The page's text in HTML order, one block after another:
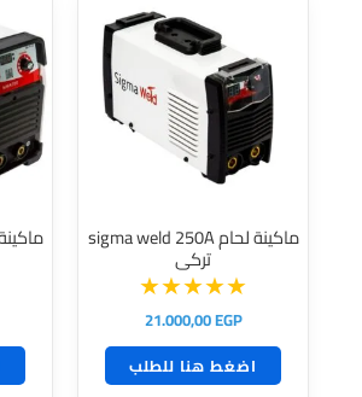
ماكينة لحام sigma weld 250A
تركى
21.000,00EGP
اضغط هنا للطلب